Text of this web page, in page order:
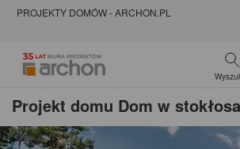
PROJEKTY DOMÓW - ARCHON.PL
Projekt domu Dom w